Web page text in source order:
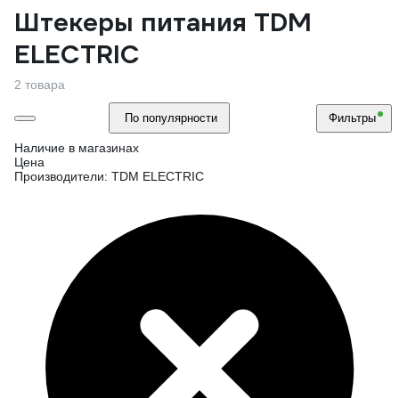
Штекеры питания TDM
ELECTRIC
2 товара
По популярности Фильтры
Наличие в магазинах
Цена
Производители: TDM ELECTRIC